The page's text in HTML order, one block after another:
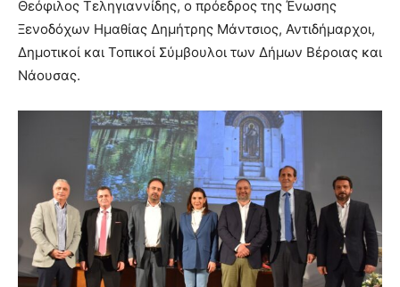
Θεόφιλος Τεληγιαννίδης, ο πρόεδρος της Ένωσης
Ξενοδόχων Ημαθίας Δημήτρης Μάντσιος, Αντιδήμαρχοι,
Δημοτικοί και Τοπικοί Σύμβουλοι των Δήμων Βέροιας και
Νάουσας.